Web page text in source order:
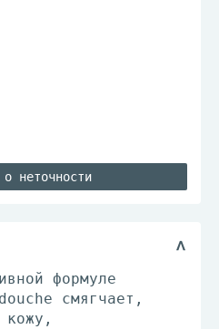
о неточности
формуле
смягчает,
кожу,